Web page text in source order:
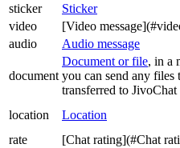
sticker
Sticker
video
[Video
audio
Audio message
document
Document or file, in a
you can send any files
transferred to JivoChat
location Location
rate
[Chat rating](#Chat